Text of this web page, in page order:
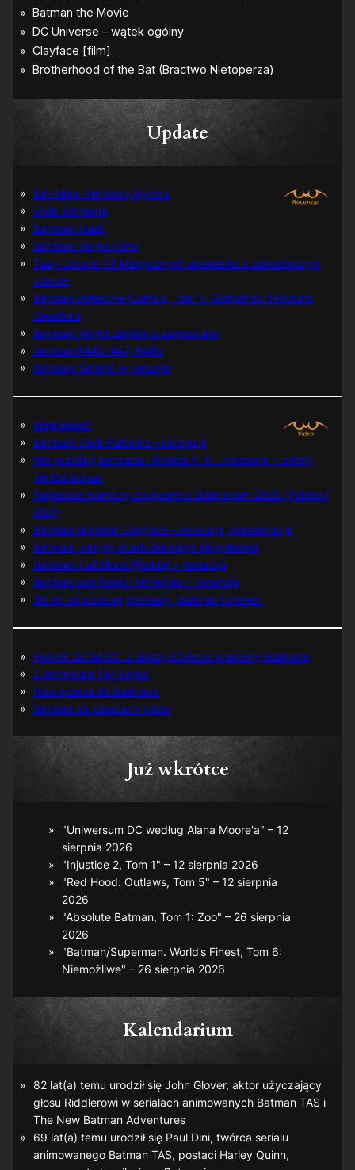
Update
Bat-Man: Pierwszy Rycerz
Grób Batmana
Batman: Hush
Batman: Wojna Cieni
Tuzy Jokera: 13 klasycznych opowieści o zbrodniczym
klaunie
Batman Detective Comics, Tom 1: Gothamski Nokturn:
Uwertura
Batman: Wojna żartów z zagadkami
Batman #445-447, #480
Batman: Śmierć w rodzinie
Wątpliwość
Batman: Dark Patterns – recenzja
Nie prześpij Batmana i Robina P. K. Johnsona + zimny
jak lód bonus
Najlepsze komiksy związane z Batmanem 2025 (Polska i
USA)
Batman Arkham: Clayface – recenzja, prezentacja
Batman i ukryty skarb Berniego Wrightsona
Batman: Full Moon (Pełnia) – recenzja
Batman and Robin: Memento – recenzja
30 lat od polskiej premiery „Batman Forever”
Powrót do lat 60. z okazji 60-lecia premiery Batmana
Z archiwum TM-Semic
Nawiązania do Batmana
Batman na kasetach video
Już wkrótce
"Uniwersum DC według Alana Moore'a" – 12
sierpnia 2026
"Injustice 2, Tom 1" – 12 sierpnia 2026
"Red Hood: Outlaws, Tom 5" – 12 sierpnia
2026
"Absolute Batman, Tom 1: Zoo" – 26 sierpnia
2026
"Batman/Superman. World’s Finest, Tom 6:
Niemożliwe" – 26 sierpnia 2026
Kalendarium
82 lat(a) temu urodził się John Glover, aktor użyczający
głosu Riddlerowi w serialach animowanych Batman TAS i
The New Batman Adventures
69 lat(a) temu urodził się Paul Dini, twórca serialu
animowanego Batman TAS, postaci Harley Quinn,